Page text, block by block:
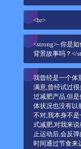
<br>
<strong>- 你是
背景故事吗？</
我曾经是一个体
满意,曾经试过
过减肥产品,但
体状况也没有以
不对,我本身不
式减肥,对我来
止运动后,会反
时间通过节食来